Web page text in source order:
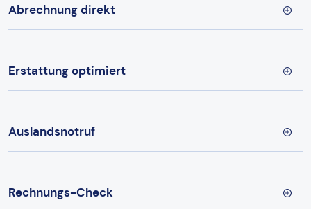
Abrechnung direkt
Erstattung optimiert
Auslandsnotruf
Rechnungs-Check